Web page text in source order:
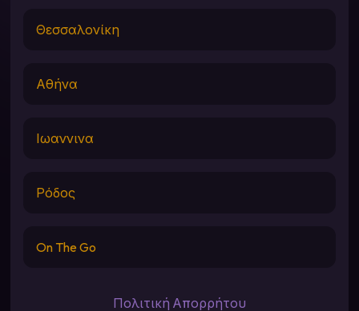
Θεσσαλονίκη
Αθήνα
Ιωαννινα
Ρόδος
On The Go
Πολιτική Απορρήτου